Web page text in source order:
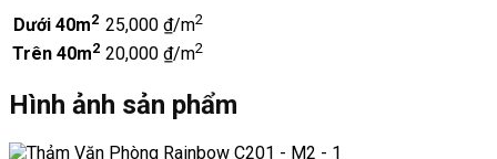
Dưới 40m2 25,000 ₫/m2
Trên 40m2 20,000 ₫/m2
Hình ảnh sản phẩm